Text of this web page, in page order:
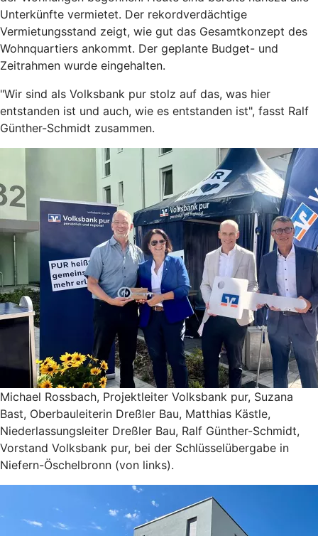
Unterkünfte vermietet. Der rekordverdächtige
Vermietungsstand zeigt, wie gut das Gesamtkonzept des
Wohnquartiers ankommt. Der geplante Budget- und
Zeitrahmen wurde eingehalten.
"Wir sind als Volksbank pur stolz auf das, was hier
entstanden ist und auch, wie es entstanden ist", fasst Ralf
Günther-Schmidt zusammen.
Michael Rossbach, Projektleiter Volksbank pur, Suzana
Bast, Oberbauleiterin Dreßler Bau, Matthias Kästle,
Niederlassungsleiter Dreßler Bau, Ralf Günther-Schmidt,
Vorstand Volksbank pur, bei der Schlüsselübergabe in
Niefern-Öschelbronn (von links).